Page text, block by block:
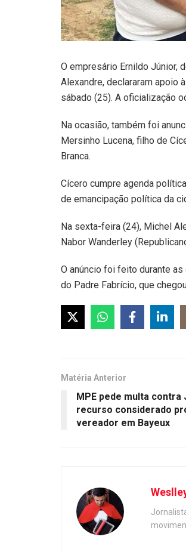
O empresário Ernildo Júnior,
Alexandre, declararam apoio
sábado (25). A oficialização
Na ocasião, também foi
Mersinho Lucena, filho de
Branca.
Cícero cumpre agenda
de emancipação política da
Na sexta-feira (24), Michel
Nabor Wanderley
O anúncio foi feito durante
do Padre Fabrício, que
Matéria Anterior
MPE pede multa contra
recurso considerado
vereador em Bayeux